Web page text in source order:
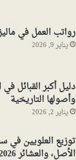
رواتب العمل في ماليزيا
يناير 9, 2026
وأصولها التاريخية
يناير 2, 2026
توزيع العلويين في
الأصل، والعشائر 2026